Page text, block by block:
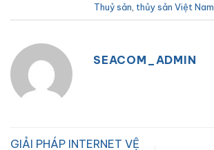
Thuỷ sản, thủy sản Việt Nam
SEACOM_ADMIN
GIẢI PHÁP INTERNET VỆ